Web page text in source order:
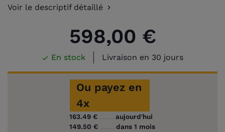
Voir le descriptif détaillé
598,00 €
 En stock Livraison en 30 jours
Ou payez en
4x
163.49 €
aujourd'hui
149.50 €
dans 1 mois